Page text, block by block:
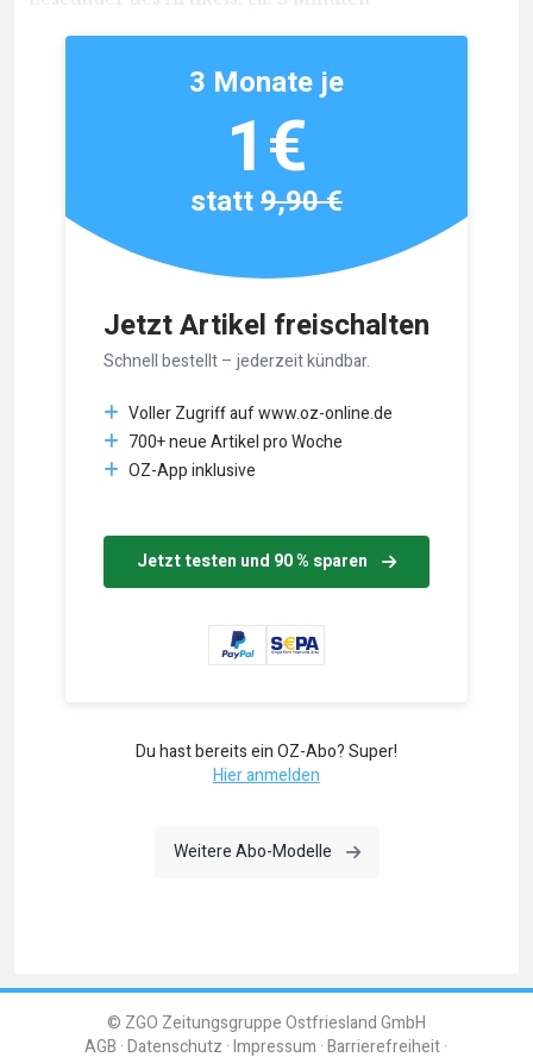
Jetzt Artikel freischalten
Schnell bestellt – jederzeit kündbar.
Voller Zugriff auf www.oz-online.de
700+ neue Artikel pro Woche
OZ-App inklusive
Jetzt testen und 90 % sparen
3 Monate je
1€
statt9,90 €
Du hast bereits ein OZ-Abo? Super!
Hier anmelden
Weitere Abo-Modelle
© ZGO Zeitungsgruppe Ostfriesland GmbH
AGB Datenschutz Impressum Barrierefreiheit